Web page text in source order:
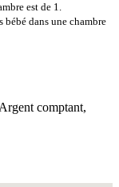
est de 1.
dans une chambre
comptant,